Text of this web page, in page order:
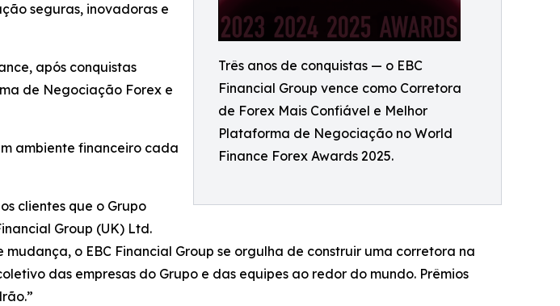
Três anos de conquistas — o EBC
Financial Group vence como Corretora
de Forex Mais Confiável e Melhor
Plataforma de Negociação no World
Finance Forex Awards 2025.
seguras, inovadoras e
após conquistas
de Negociação Forex e
ambiente financeiro cada
clientes que o Grupo
Group (UK) Ltd.
o EBC Financial Group se orgulha de construir uma corretora na
das empresas do Grupo e das equipes ao redor do mundo. Prêmios